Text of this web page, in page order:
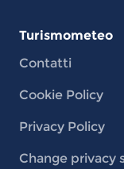
Turismometeo
Contatti
Cookie Policy
Privacy Policy
Change privacy